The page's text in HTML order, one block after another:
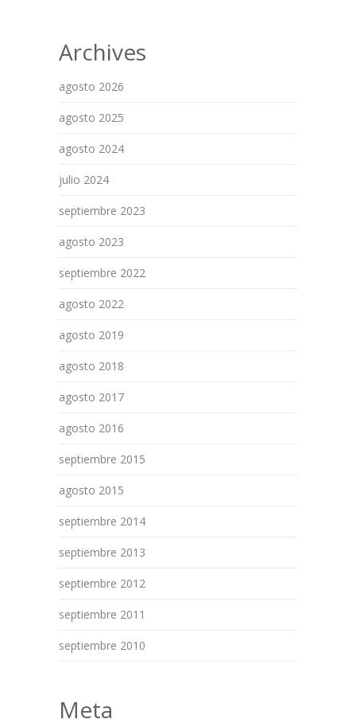
Archives
agosto 2026
agosto 2025
agosto 2024
julio 2024
septiembre 2023
agosto 2023
septiembre 2022
agosto 2022
agosto 2019
agosto 2018
agosto 2017
agosto 2016
septiembre 2015
agosto 2015
septiembre 2014
septiembre 2013
septiembre 2012
septiembre 2011
septiembre 2010
Meta